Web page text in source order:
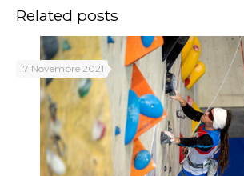
Related posts
17 Novembre 2021